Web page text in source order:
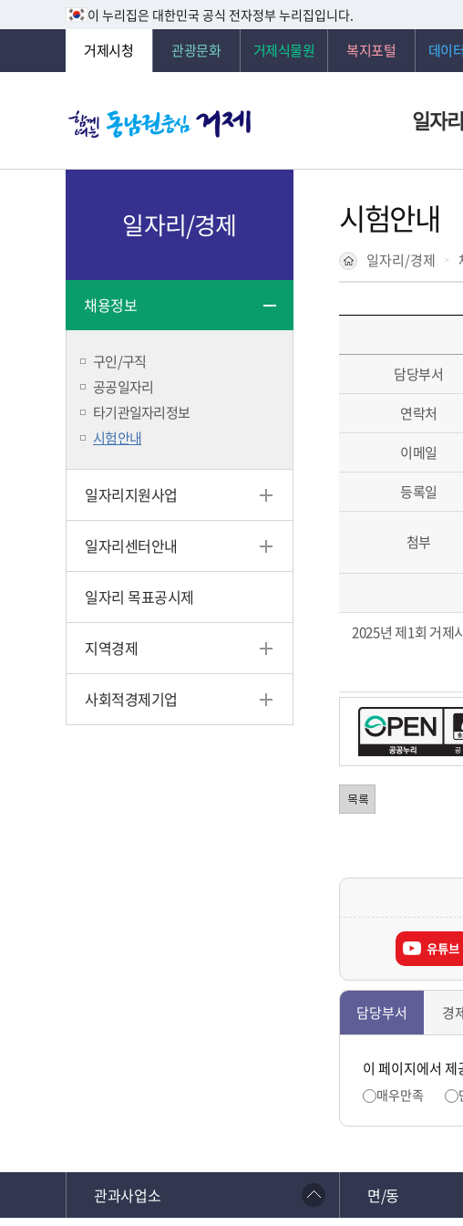
이 누리집은 대한민국 공식 전자정부 누리집입니다.
거제시청 관광문화 거제식물원 복지포털 데이
일자
일자리/경제
채용정보
구인/구직
공공일자리
타기관일자리정보
시험안내
일자리지원사업
일자리센터안내
일자리 목표공시제
지역경제
사회적경제기업
시험안내
일자리/경제
담당부서
연락처
이메일
등록일
첨부
2025년 제1회 거제
유튜브
담당부서 경
이 페이지에서
매우만족
관과사업소 면/동